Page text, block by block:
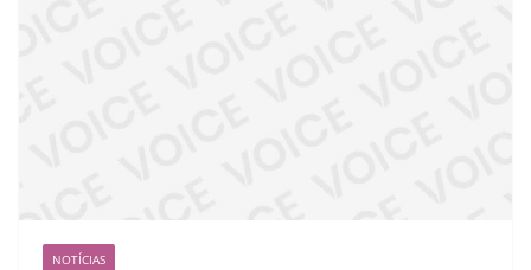
NOTÍCIAS